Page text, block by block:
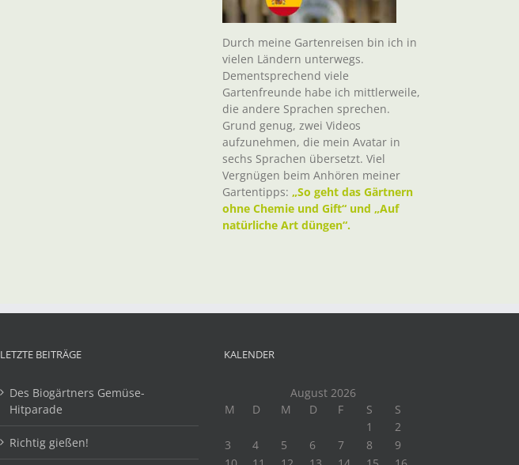
Durch meine Gartenreisen bin ich in
vielen Ländern unterwegs.
Dementsprechend viele
Gartenfreunde habe ich mittlerweile,
die andere Sprachen sprechen.
Grund genug, zwei Videos
aufzunehmen, die mein Avatar in
sechs Sprachen übersetzt. Viel
Vergnügen beim Anhören meiner
Gartentipps: „So geht das Gärtnern
ohne Chemie und Gift“ und „Auf
natürliche Art düngen“.
LETZTE BEITRÄGE
Des Biogärtners Gemüse-
Hitparade
Richtig gießen!
KALENDER
August 2026
M
D M D F S
S
1
2
3
4 5 6 7 8
9